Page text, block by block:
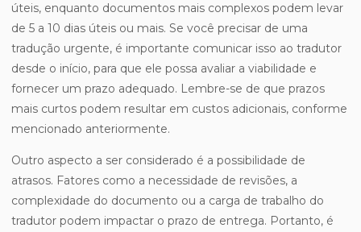
úteis, enquanto documentos mais complexos podem levar
de 5 a 10 dias úteis ou mais. Se você precisar de uma
tradução urgente, é importante comunicar isso ao tradutor
desde o início, para que ele possa avaliar a viabilidade e
fornecer um prazo adequado. Lembre-se de que prazos
mais curtos podem resultar em custos adicionais, conforme
mencionado anteriormente.
Outro aspecto a ser considerado é a possibilidade de
atrasos. Fatores como a necessidade de revisões, a
complexidade do documento ou a carga de trabalho do
tradutor podem impactar o prazo de entrega. Portanto, é